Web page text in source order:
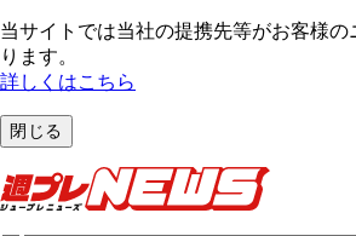
当サイトでは当社の提携先等がお客様
ります。
詳しくはこちら
閉じる